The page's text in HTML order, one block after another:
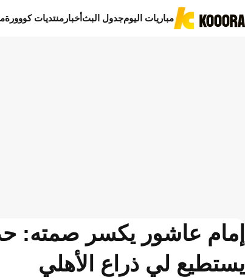
مباريات اليومجدول البثأخبار منتديات كووورة
إمام عاشور يكسر صمته:
يستطيع لي ذراع الأهلي